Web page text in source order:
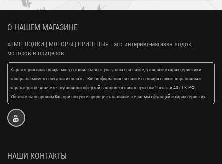
О НАШЕМ МАГАЗИНЕ
«ЛМП ЛОДКИ | МОТОРЫ | ПРИЦЕПЫ» – это интернет-магазин лодок,
моторов и прицепов.
Характеристики товара могут отличаться от указанных на сайте, уточняйте характеристики
товара на момент покупки и оплаты. Вся информация на сайте о товарах носит справочный
характер и не является публичной офертой в соответствии с пунктом 2 статьи 437 ГК РФ.
Убедительно просим Вас при покупке проверять наличие желаемых функций и характеристик.
НАШИ КОНТАКТЫ